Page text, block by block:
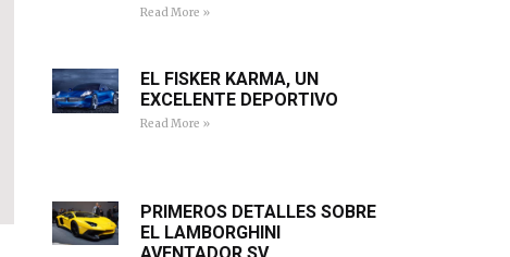
Read More »
EL FISKER KARMA, UN
EXCELENTE DEPORTIVO
Read More »
PRIMEROS DETALLES SOBRE
EL LAMBORGHINI